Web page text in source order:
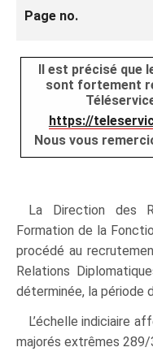
Page no.
Il est précisé que
sont fortement
https://
Nous vous
La Direction des
Formation de la
procédé au
Relations
déterminée, la période
L’échelle indiciaire
majorés extrêmes 289/